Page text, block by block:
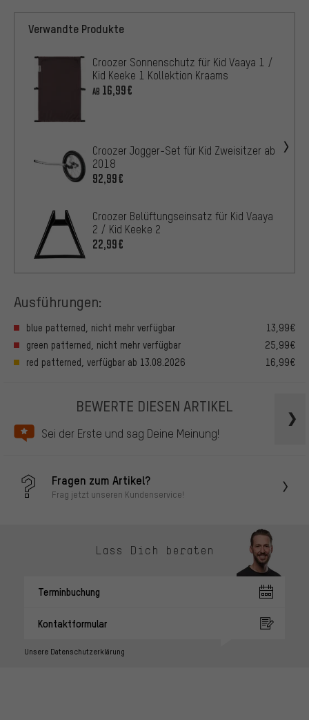
Verwandte Produkte
Croozer Sonnenschutz für Kid Vaaya 1 /
Kid Keeke 1 Kollektion Kraams
AB 16,99€
Croozer Jogger-Set für Kid Zweisitzer ab
2018
92,99€
Croozer Belüftungseinsatz für Kid Vaaya
2 / Kid Keeke 2
22,99€
Ausführungen:
blue patterned, nicht mehr verfügbar
13,99€
green patterned, nicht mehr verfügbar
25,99€
red patterned, verfügbar ab 13.08.2026
16,99€
BEWERTE DIESEN ARTIKEL
Sei der Erste und sag Deine Meinung!
Fragen zum Artikel?
Frag jetzt unseren Kundenservice!
Lass Dich beraten
Terminbuchung
Kontaktformular
Unsere Datenschutzerklärung